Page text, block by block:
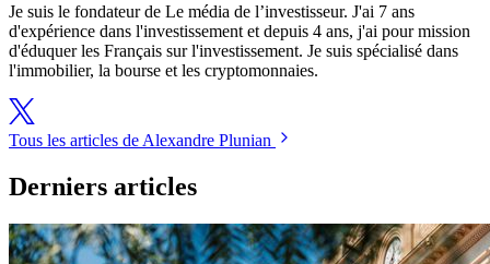
Je suis le fondateur de Le média de l’investisseur. J'ai 7 ans
d'expérience dans l'investissement et depuis 4 ans, j'ai pour mission
d'éduquer les Français sur l'investissement. Je suis spécialisé dans
l'immobilier, la bourse et les cryptomonnaies.
Tous les articles de Alexandre Plunian
Derniers articles